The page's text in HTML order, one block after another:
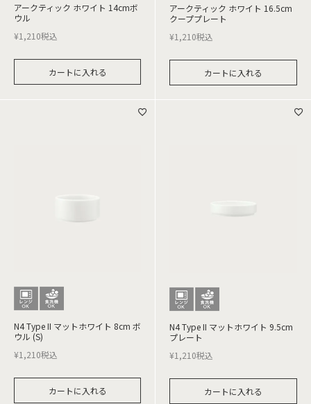
アークティック ホワイト 14cmボ
ウル
¥1,210税込
カートに入れる
アークティック ホワイト 16.5cm
クーププレート
¥1,210税込
カートに入れる
N4 Type II マットホワイト 8cm ボ
ウル (S)
¥1,210税込
カートに入れる
N4 Type II マットホワイト 9.5cm
プレート
¥1,210税込
カートに入れる